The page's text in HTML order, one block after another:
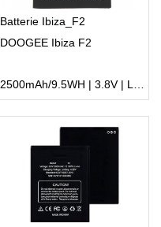
Batterie Ibiza_F2
DOOGEE Ibiza F2
2500mAh/9.5WH | 3.8V | Li-ion ...